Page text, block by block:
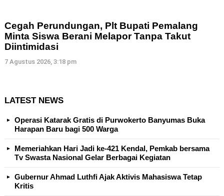
Cegah Perundungan, Plt Bupati Pemalang
Minta Siswa Berani Melapor Tanpa Takut
Diintimidasi
7 Agustus 2026, 3:18 pm
LATEST NEWS
Operasi Katarak Gratis di Purwokerto Banyumas Buka
Harapan Baru bagi 500 Warga
Memeriahkan Hari Jadi ke-421 Kendal, Pemkab bersama
Tv Swasta Nasional Gelar Berbagai Kegiatan
Gubernur Ahmad Luthfi Ajak Aktivis Mahasiswa Tetap
Kritis